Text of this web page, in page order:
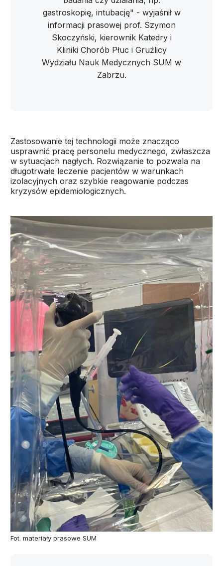
gastroskopię, intubację" - wyjaśnił w
informacji prasowej prof. Szymon
Skoczyński, kierownik Katedry i
Kliniki Chorób Płuc i Gruźlicy
Wydziału Nauk Medycznych SUM w
Zabrzu.
Zastosowanie tej technologii może znacząco
usprawnić pracę personelu medycznego, zwłaszcza
w sytuacjach nagłych. Rozwiązanie to pozwala na
długotrwałe leczenie pacjentów w warunkach
izolacyjnych oraz szybkie reagowanie podczas
kryzysów epidemiologicznych.
Fot. materiały prasowe SUM